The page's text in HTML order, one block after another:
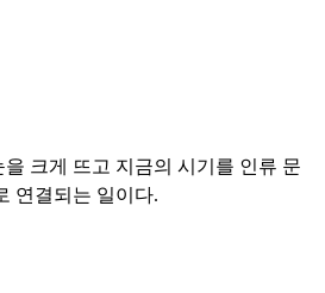
크게 뜨고 지금의 시기를 인류 문
연결되는 일이다.